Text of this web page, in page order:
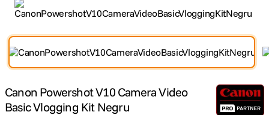
2. trepied
4. peak design
canon sx740 hs
Canon Powershot V10 Camera Video
Basic Vlogging Kit Negru